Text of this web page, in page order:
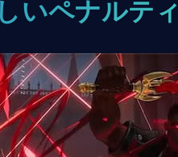
いペナルティ